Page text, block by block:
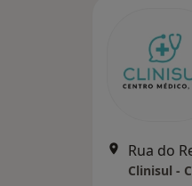
Clinisul -